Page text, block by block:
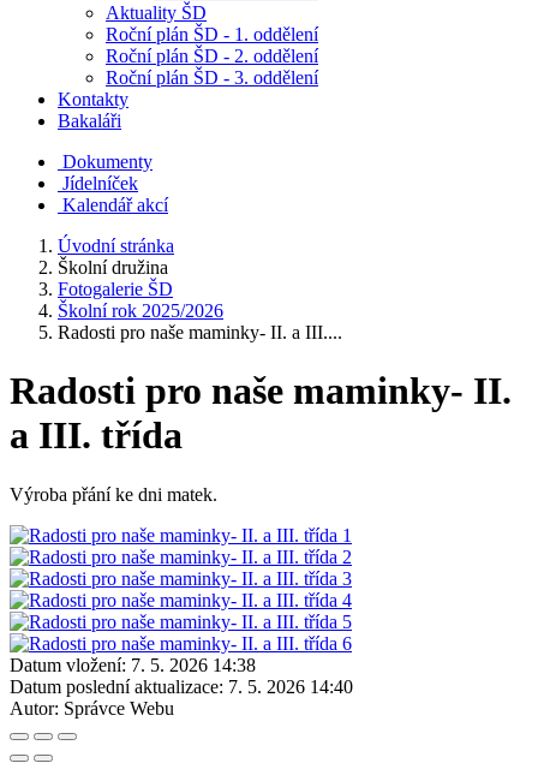
Aktuality ŠD
Roční plán ŠD - 1. oddělení
Roční plán ŠD - 2. oddělení
Roční plán ŠD - 3. oddělení
Kontakty
Bakaláři
Dokumenty
Jídelníček
Kalendář akcí
Úvodní stránka
Školní družina
Fotogalerie ŠD
Školní rok 2025/2026
Radosti pro naše maminky- II. a III....
Radosti pro naše maminky- II.
a III. třída
Výroba přání ke dni matek.
Datum vložení: 7. 5. 2026 14:38
Datum poslední aktualizace: 7. 5. 2026 14:40
Autor: Správce Webu